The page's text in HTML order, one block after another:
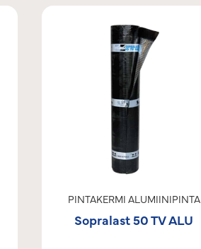
PINTAKERMI ALUMIINIPINTA
Sopralast 50 TV ALU